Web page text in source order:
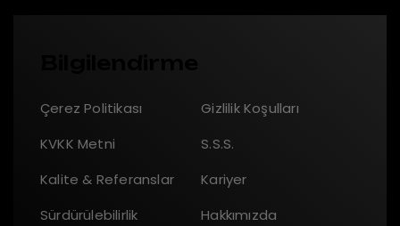
Çerez Politikası
Gizlilik Koşulları
KVKK Metni
S.S.S.
Kalite & Referanslar
Kariyer
Sürdürülebilirlik
Hakkımızda